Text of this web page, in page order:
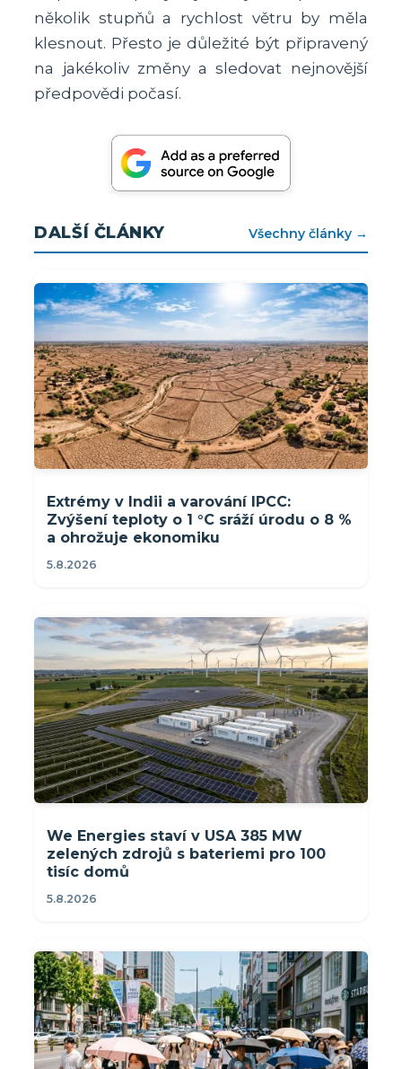
několik stupňů a rychlost větru by měla
klesnout. Přesto je důležité být připravený
na jakékoliv změny a sledovat nejnovější
předpovědi počasí.
DALŠÍ ČLÁNKY Všechny články →
Extrémy v Indii a varování IPCC:
Zvýšení teploty o 1 °C sráží úrodu o 8 %
a ohrožuje ekonomiku
5.8.2026
We Energies staví v USA 385 MW
zelených zdrojů s bateriemi pro 100
tisíc domů
5.8.2026